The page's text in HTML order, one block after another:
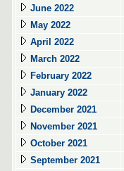
June 2022
May 2022
April 2022
March 2022
February 2022
January 2022
December 2021
November 2021
October 2021
September 2021